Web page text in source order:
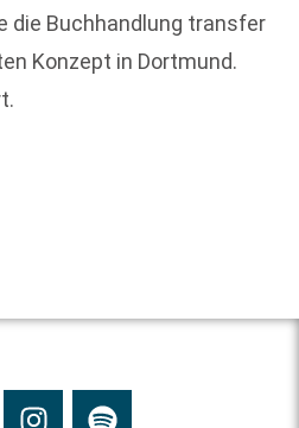
die Buchhandlung transfer
Konzept in Dortmund.